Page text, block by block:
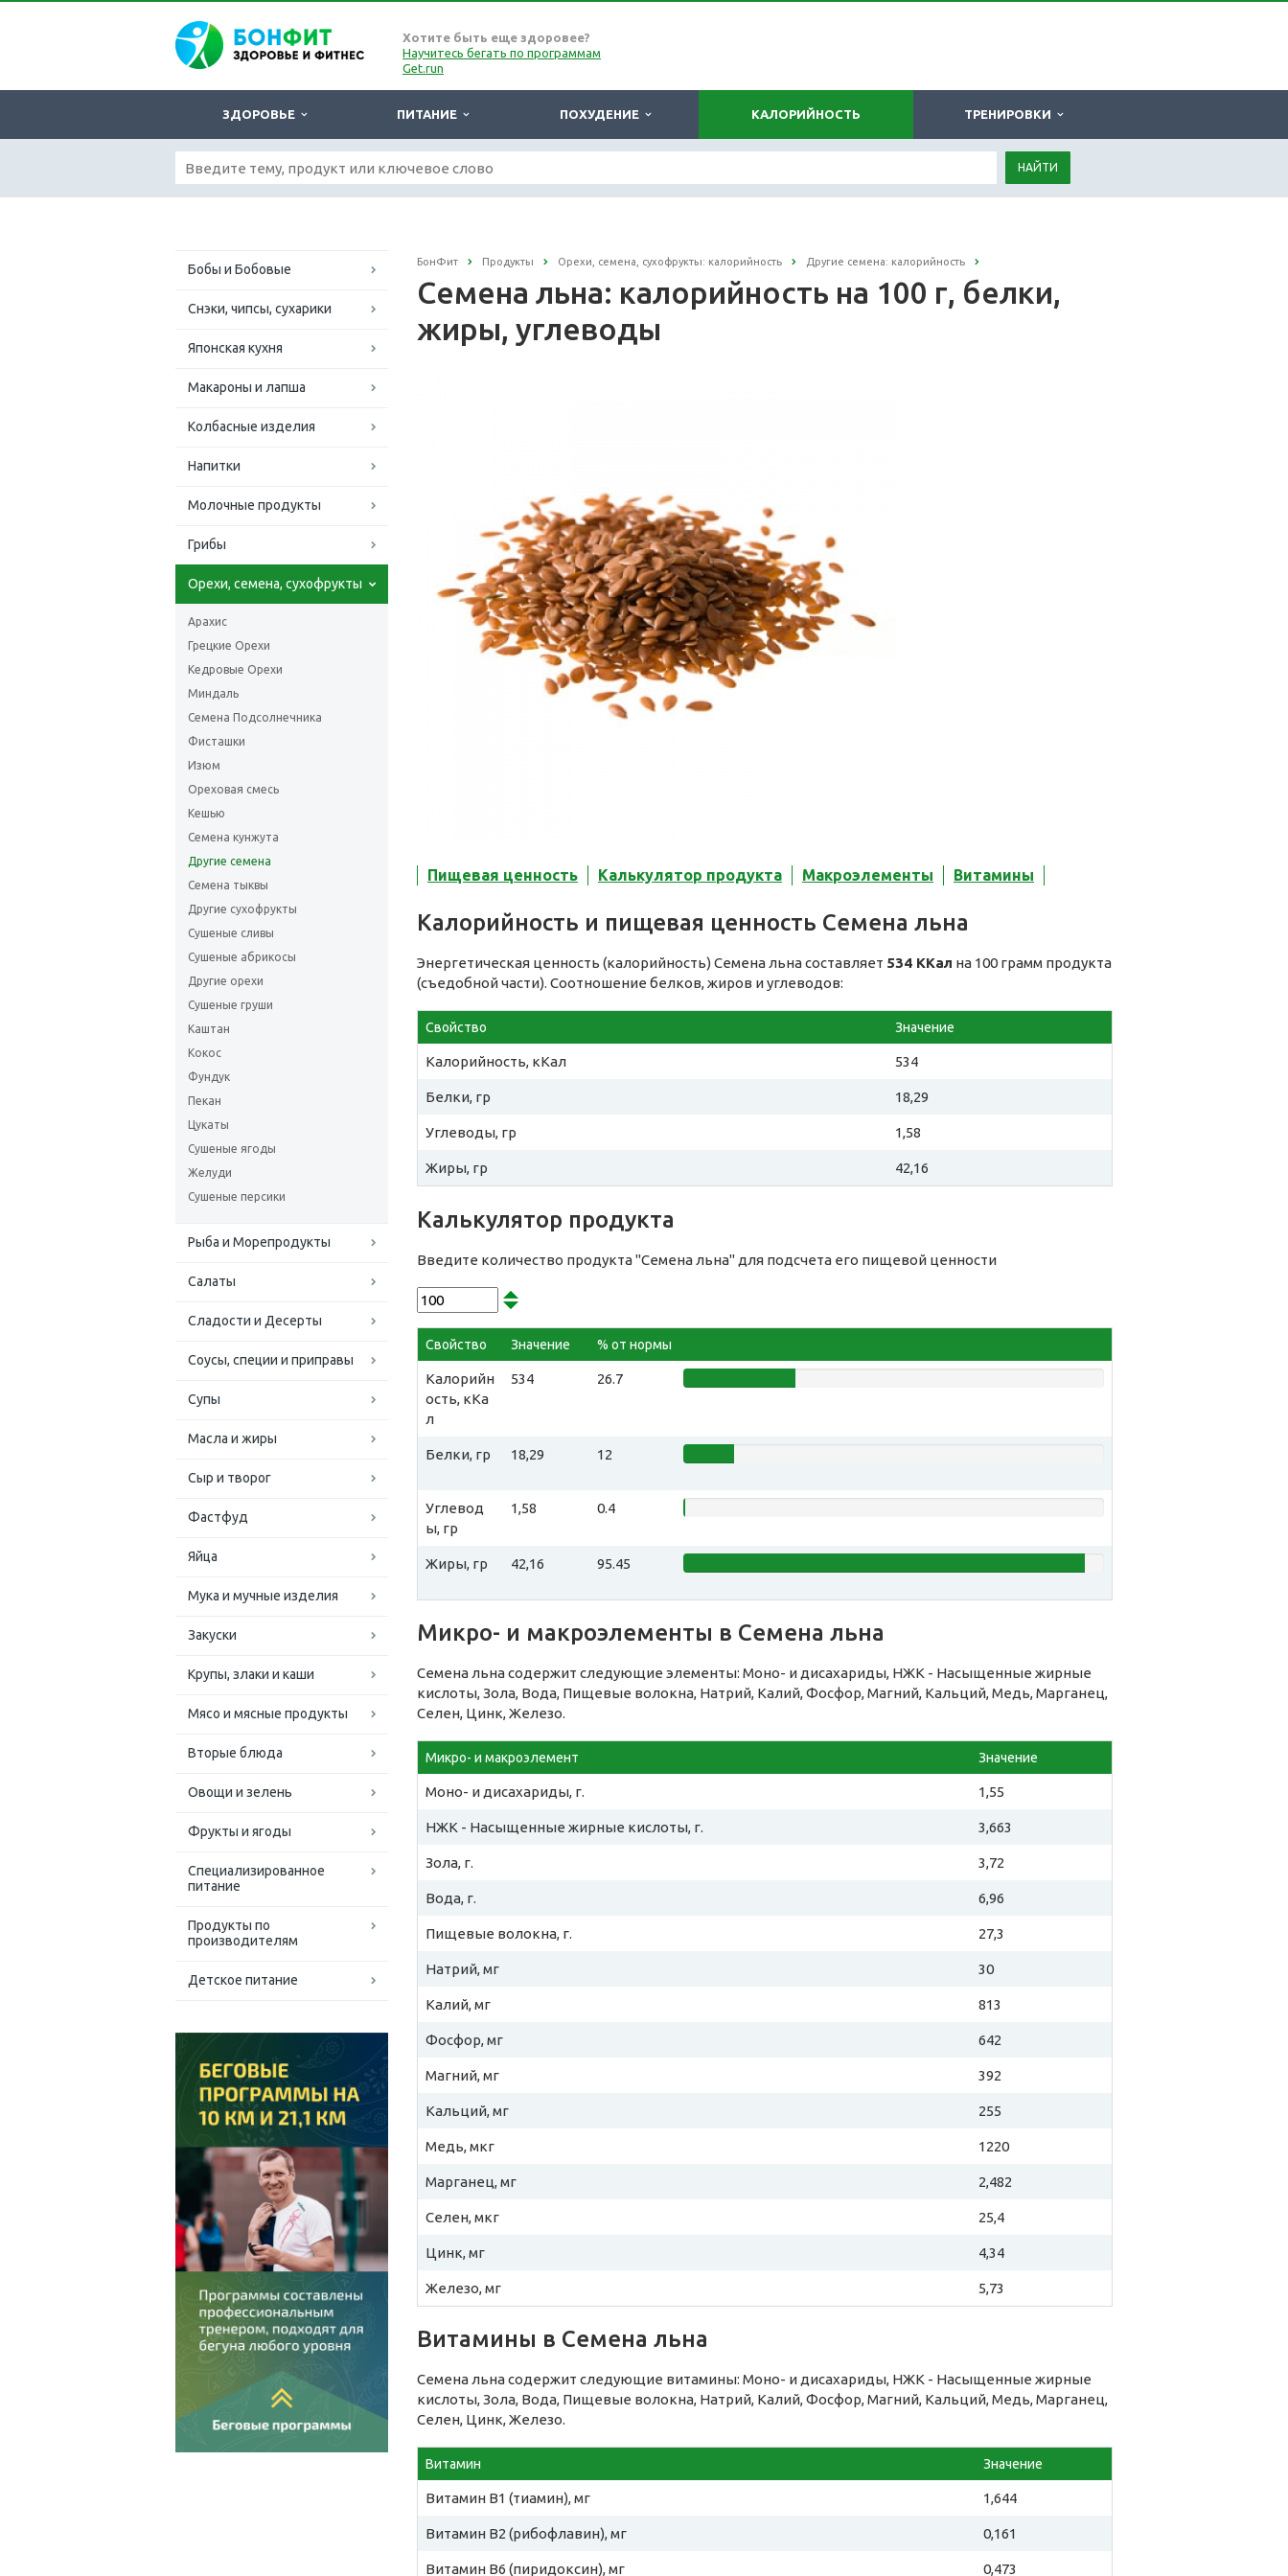
Хотите быть еще здоровее?
Научитесь бегать по программам
Get.run
ЗДОРОВЬЕ ПИТАНИЕ ПОХУДЕНИЕ КАЛОРИЙНОСТЬ ТРЕНИРОВКИ
НАЙТИ
Бобы и Бобовые
Снэки, чипсы, сухарики
Японская кухня
Макароны и лапша
Колбасные изделия
Напитки
Молочные продукты
Грибы
Орехи, семена, сухофрукты
Арахис
Грецкие Орехи
Кедровые Орехи
Миндаль
Семена Подсолнечника
Фисташки
Изюм
Ореховая смесь
Кешью
Семена кунжута
Другие семена
Семена тыквы
Другие сухофрукты
Сушеные сливы
Сушеные абрикосы
Другие орехи
Сушеные груши
Каштан
Кокос
Фундук
Пекан
Цукаты
Сушеные ягоды
Желуди
Сушеные персики
Рыба и Морепродукты
Салаты
Сладости и Десерты
Соусы, специи и приправы
Супы
Масла и жиры
Сыр и творог
Фастфуд
Яйца
Мука и мучные изделия
Закуски
Крупы, злаки и каши
Мясо и мясные продукты
Вторые блюда
Овощи и зелень
Фрукты и ягоды
Специализированное
питание
Продукты по
производителям
Детское питание
БонФит Продукты Орехи, семена, сухофрукты: калорийность Другие семена: калорийность
Семена льна: калорийность на 100 г, белки,
жиры, углеводы
Пищевая ценность Калькулятор продукта Макроэлементы Витамины
Калорийность и пищевая ценность Семена льна
Энергетическая ценность (калорийность) Семена льна составляет 534 ККал на 100 грамм продукта
(съедобной части). Соотношение белков, жиров и углеводов:
Свойство Значение
Калорийность, кКал 534
Белки, гр 18,29
Углеводы, гр 1,58
Жиры, гр 42,16
Калькулятор продукта
Введите количество продукта "Семена льна" для подсчета его пищевой ценности
Свойство Значение % от нормы
Калорийн
ость, кКа
л
534 26.7
Белки, гр 18,29 12
Углевод
ы, гр
1,58 0.4
Жиры, гр 42,16 95.45
Микро- и макроэлементы в Семена льна
Семена льна содержит следующие элементы: Моно- и дисахариды, НЖК - Насыщенные жирные
кислоты, Зола, Вода, Пищевые волокна, Натрий, Калий, Фосфор, Магний, Кальций, Медь, Марганец,
Селен, Цинк, Железо.
Микро- и макроэлемент Значение
Моно- и дисахариды, г. 1,55
НЖК - Насыщенные жирные кислоты, г. 3,663
Зола, г. 3,72
Вода, г. 6,96
Пищевые волокна, г. 27,3
Натрий, мг 30
Калий, мг 813
Фосфор, мг 642
Магний, мг 392
Кальций, мг 255
Медь, мкг 1220
Марганец, мг 2,482
Селен, мкг 25,4
Цинк, мг 4,34
Железо, мг 5,73
Витамины в Семена льна
Семена льна содержит следующие витамины: Моно- и дисахариды, НЖК - Насыщенные жирные
кислоты, Зола, Вода, Пищевые волокна, Натрий, Калий, Фосфор, Магний, Кальций, Медь, Марганец,
Селен, Цинк, Железо.
Витамин Значение
Витамин B1 (тиамин), мг 1,644
Витамин B2 (рибофлавин), мг 0,161
Витамин B6 (пиридоксин), мг 0,473